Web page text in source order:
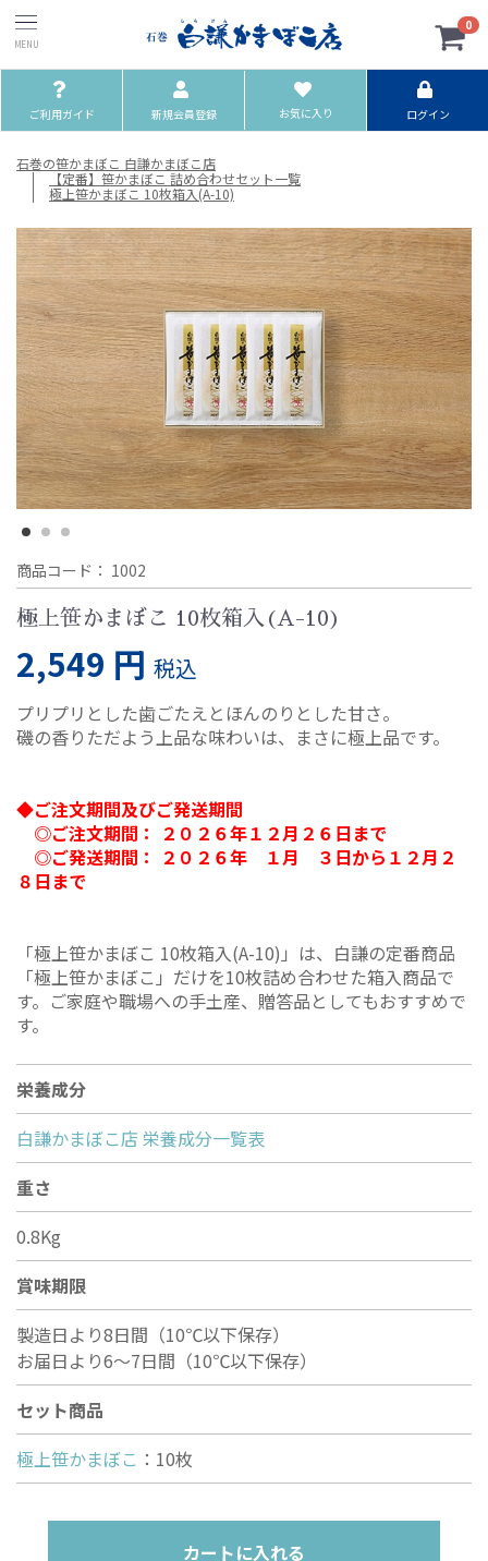
ご利用ガイド 新規会員登録 お気に入り ログイン
0
石巻の笹かまぼこ 白謙かまぼこ店
【定番】笹かまぼこ 詰め合わせセット一覧
極上笹かまぼこ 10枚箱入(A-10)
商品コード： 1002
極上笹かまぼこ 10枚箱入(A-10)
2,549 円 税込
プリプリとした歯ごたえとほんのりとした甘さ。
磯の香りただよう上品な味わいは、まさに極上品です。
◆ご注文期間及びご発送期間
◎ご注文期間： ２０２６年１２月２６日まで
◎ご発送期間： ２０２６年 １月 ３日から１２月２
８日まで
「極上笹かまぼこ 10枚箱入(A-10)」は、白謙の定番商品
「極上笹かまぼこ」だけを10枚詰め合わせた箱入商品で
す。ご家庭や職場への手土産、贈答品としてもおすすめで
す。
栄養成分
白謙かまぼこ店 栄養成分一覧表
重さ
0.8Kg
賞味期限
製造日より8日間（10℃以下保存）
お届日より6〜7日間（10℃以下保存）
セット商品
極上笹かまぼこ ：10枚
カートに入れる